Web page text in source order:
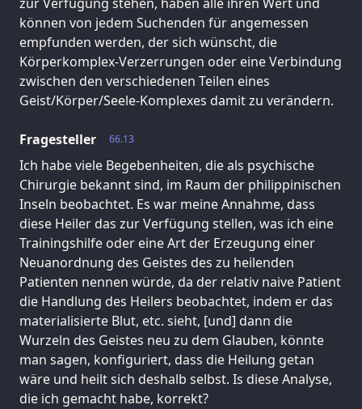
können von jedem Suchenden für angemessen
empfunden werden, der sich wünscht, die
Körperkomplex-Verzerrungen oder eine Verbindung
zwischen den verschiedenen Teilen eines
Geist/Körper/Seele-Komplexes damit zu verändern.
66.13
Fragesteller
Ich habe viele Begebenheiten, die als psychische
Chirurgie bekannt sind, im Raum der philippinischen
Inseln beobachtet. Es war meine Annahme, dass
diese Heiler das zur Verfügung stellen, was ich eine
Trainingshilfe oder eine Art der Erzeugung einer
Neuanordnung des Geistes des zu heilenden
Patienten nennen würde, da der relativ naive Patient
die Handlung des Heilers beobachtet, indem er das
materialisierte Blut, etc. sieht, [und] dann die
Wurzeln des Geistes neu zu dem Glauben, könnte
man sagen, konfiguriert, dass die Heilung getan
wäre und heilt sich deshalb selbst. Is diese Analyse,
die ich gemacht habe, korrekt?